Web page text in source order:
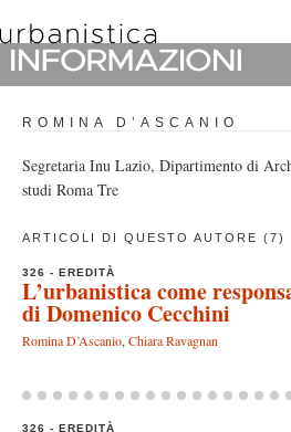
ROMINA D’ASCANIO
Segretaria Inu Lazio, Dipartimento di
studi Roma Tre
ARTICOLI DI QUESTO AUTORE (7)
326 - EREDITÀ
L’urbanistica come
di Domenico Cecchini
Romina D’Ascanio, Chiara Ravagnan
326 - EREDITÀ